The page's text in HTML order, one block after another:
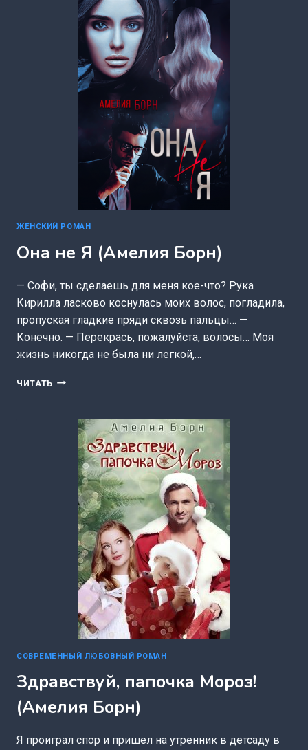
БОРН)
ЖЕНСКИЙ РОМАН
Она не Я (Амелия Борн)
— Софи, ты сделаешь для меня кое-что? Рука
Кирилла ласково коснулась моих волос, погладила,
пропуская гладкие пряди сквозь пальцы… —
Конечно. — Перекрась, пожалуйста, волосы… Моя
жизнь никогда не была ни легкой,…
ЧИТАТЬ ОНА
(АМЕЛИЯ
БОРН)
СОВРЕМЕННЫЙ ЛЮБОВНЫЙ РОМАН
Здравствуй, папочка Мороз!
(Амелия Борн)
Я проиграл спор и пришел на утренник в детсаду в